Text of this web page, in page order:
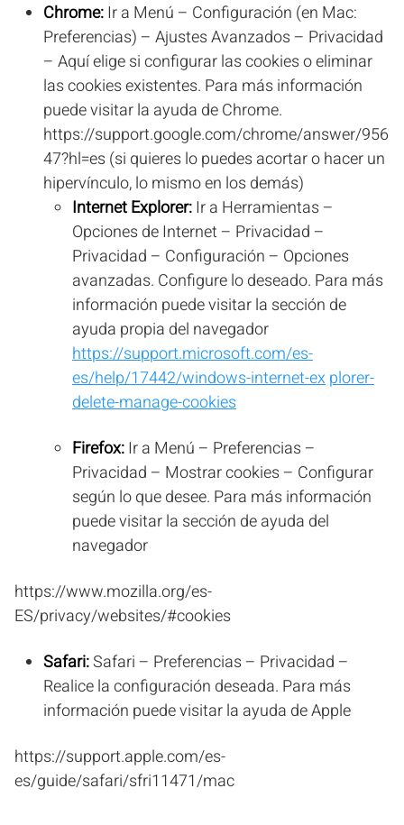
Chrome:Ir a Menú – Configuración (en Mac:
Preferencias) – Ajustes Avanzados – Privacidad
– Aquí elige si configurar las cookies o eliminar
las cookies existentes. Para más información
puede visitar la ayuda de Chrome.
https://support.google.com/chrome/answer/956
47?hl=es (si quieres lo puedes acortar o hacer un
hipervínculo, lo mismo en los demás)
Internet Explorer:Ir a Herramientas –
Opciones de Internet – Privacidad –
Privacidad – Configuración – Opciones
avanzadas. Configure lo deseado. Para más
información puede visitar la sección de
ayuda propia del navegador
https://support.microsoft.com/es-
es/help/17442/windows-internet-explorer-
delete-manage-cookies
Firefox:Ir a Menú – Preferencias –
Privacidad – Mostrar cookies – Configurar
según lo que desee. Para más información
puede visitar la sección de ayuda del
navegador
https://www.mozilla.org/es-
ES/privacy/websites/#cookies
Safari:Safari – Preferencias – Privacidad –
Realice la configuración deseada. Para más
información puede visitar la ayuda de Apple
https://support.apple.com/es-
es/guide/safari/sfri11471/mac